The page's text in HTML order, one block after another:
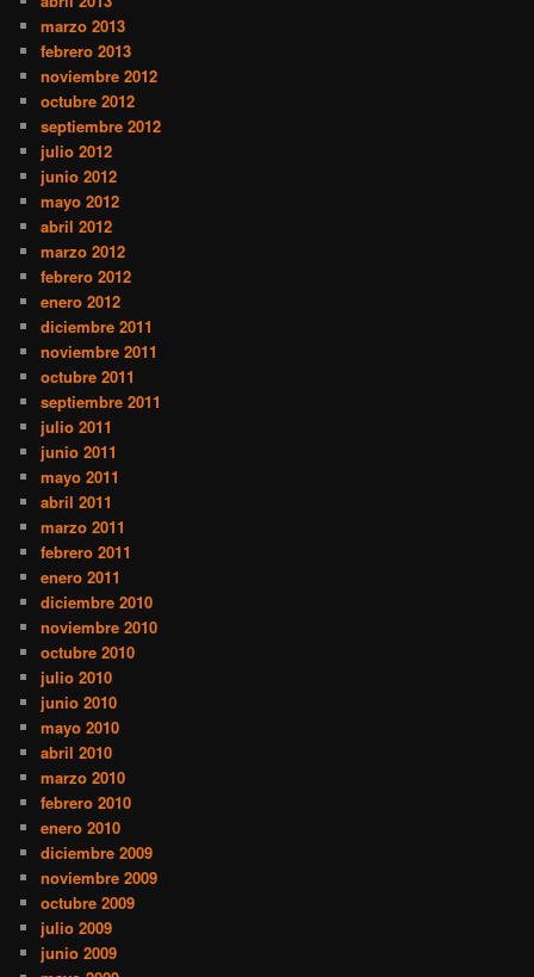
marzo 2013
febrero 2013
noviembre 2012
octubre 2012
septiembre 2012
julio 2012
junio 2012
mayo 2012
abril 2012
marzo 2012
febrero 2012
enero 2012
diciembre 2011
noviembre 2011
octubre 2011
septiembre 2011
julio 2011
junio 2011
mayo 2011
abril 2011
marzo 2011
febrero 2011
enero 2011
diciembre 2010
noviembre 2010
octubre 2010
julio 2010
junio 2010
mayo 2010
abril 2010
marzo 2010
febrero 2010
enero 2010
diciembre 2009
noviembre 2009
octubre 2009
julio 2009
junio 2009